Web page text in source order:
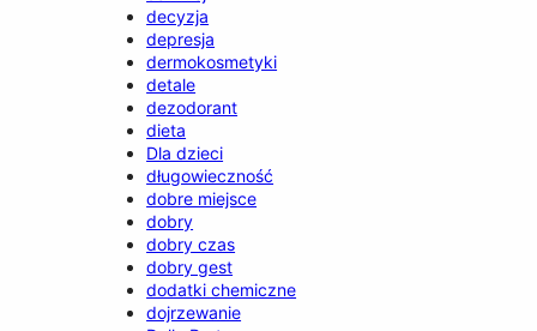
decyzja
depresja
dermokosmetyki
detale
dezodorant
dieta
Dla dzieci
długowieczność
dobre miejsce
dobry
dobry czas
dobry gest
dodatki chemiczne
dojrzewanie